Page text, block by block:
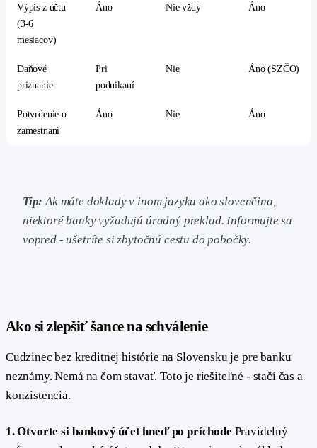
Výpis z účtu
(3-6
mesiacov)
Áno Nie vždy Áno
Daňové
priznanie
Pri
podnikaní
Nie Áno (SZČO)
Potvrdenie o
zamestnaní
Áno Nie Áno
Tip: Ak máte doklady v inom jazyku ako slovenčina,
niektoré banky vyžadujú úradný preklad. Informujte sa
vopred - ušetríte si zbytočnú cestu do pobočky.
Ako si zlepšiť šance na schválenie
Cudzinec bez kreditnej histórie na Slovensku je pre banku
neznámy. Nemá na čom stavať. Toto je riešiteľné - stačí čas a
konzistencia.
1. Otvorte si bankový účet hneď po príchode Pravidelný